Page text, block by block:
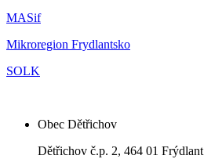
MASif
Mikroregion Frydlantsko
SOLK
Obec Dětřichov
Dětřichov č.p. 2, 464 01 Frýdlant